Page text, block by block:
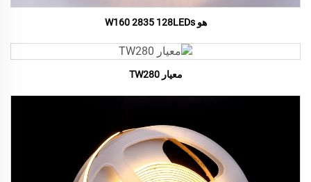
هو W160 2835 128LEDs
معيار TW280